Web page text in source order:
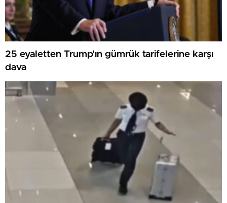
25 eyaletten Trump’ın gümrük tarifelerine karşı
dava